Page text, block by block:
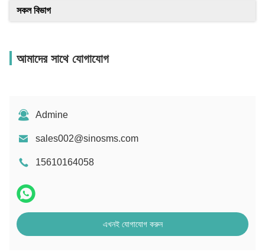
সকল বিভাগ
আমাদের সাথে যোগাযোগ
Admine
sales002@sinosms.com
15610164058
এখনই যোগাযোগ করুন